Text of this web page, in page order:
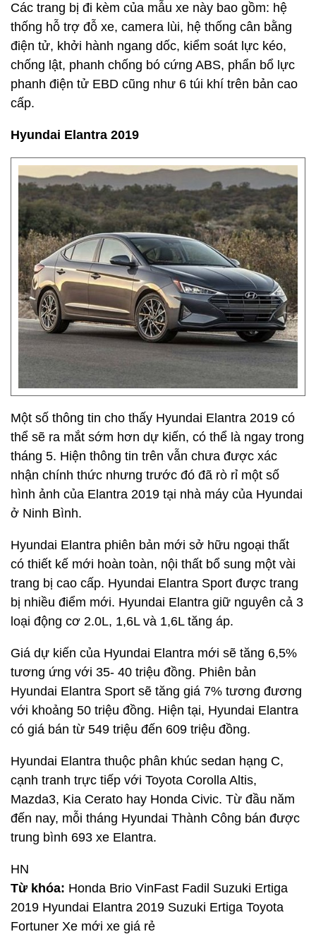
Các trang bị đi kèm của mẫu xe này bao gồm: hệ
thống hỗ trợ đỗ xe, camera lùi, hệ thống cân bằng
điện tử, khởi hành ngang dốc, kiểm soát lực kéo,
chống lật, phanh chống bó cứng ABS, phẩn bổ lực
phanh điện tử EBD cũng như 6 túi khí trên bản cao
cấp.
Hyundai Elantra 2019
Một số thông tin cho thấy Hyundai Elantra 2019 có
thể sẽ ra mắt sớm hơn dự kiến, có thể là ngay trong
tháng 5. Hiện thông tin trên vẫn chưa được xác
nhận chính thức nhưng trước đó đã rò rỉ một số
hình ảnh của Elantra 2019 tại nhà máy của Hyundai
ở Ninh Bình.
Hyundai Elantra phiên bản mới sở hữu ngoại thất
có thiết kế mới hoàn toàn, nội thất bổ sung một vài
trang bị cao cấp. Hyundai Elantra Sport được trang
bị nhiều điểm mới. Hyundai Elantra giữ nguyên cả 3
loại động cơ 2.0L, 1,6L và 1,6L tăng áp.
Giá dự kiến của Hyundai Elantra mới sẽ tăng 6,5%
tương ứng với 35- 40 triệu đồng. Phiên bản
Hyundai Elantra Sport sẽ tăng giá 7% tương đương
với khoảng 50 triệu đồng. Hiện tại, Hyundai Elantra
có giá bán từ 549 triệu đến 609 triệu đồng.
Hyundai Elantra thuộc phân khúc sedan hạng C,
cạnh tranh trực tiếp với Toyota Corolla Altis,
Mazda3, Kia Cerato hay Honda Civic. Từ đầu năm
đến nay, mỗi tháng Hyundai Thành Công bán được
trung bình 693 xe Elantra.
HN
Từ khóa: Honda Brio VinFast Fadil Suzuki Ertiga
2019 Hyundai Elantra 2019 Suzuki Ertiga Toyota
Fortuner Xe mới xe giá rẻ